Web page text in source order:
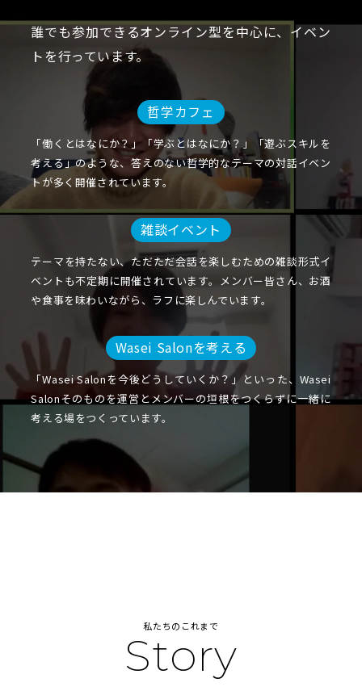
誰でも参加できるオンライン型を中心に、イベン
トを行っています。
哲学カフェ
「働くとはなにか？」「学ぶとはなにか？」「遊ぶスキルを
考える」のような、答えのない哲学的なテーマの対話イベン
トが多く開催されています。
雑談イベント
テーマを持たない、ただただ会話を楽しむための雑談形式イ
ベントも不定期に開催されています。メンバー皆さん、お酒
や食事を味わいながら、ラフに楽しんでいます。
Wasei Salonを考える
「Wasei Salonを今後どうしていくか？」といった、Wasei
Salonそのものを運営とメンバーの垣根をつくらずに一緒に
考える場をつくっています。
私たちのこれまで
Story